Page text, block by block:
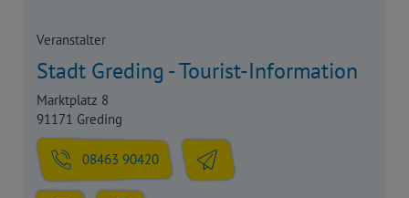
Veranstalter
Stadt Greding - Tourist-Information
Marktplatz 8
91171 Greding
08463 90420